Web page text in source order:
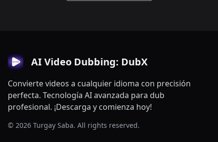
AI Video Dubbing: DubX
Convierte videos a cualquier idioma con precisión
perfecta. Tecnología AI avanzada para dub
profesional. ¡Descarga y comienza hoy!
© 2026 Turgay Saba. All rights reserved.